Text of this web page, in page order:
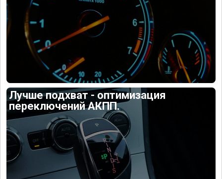
Лучше подхват - оптимизация
переключений АКПП.